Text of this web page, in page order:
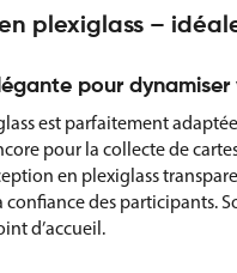
plexiglass –
pour
est parfaitement
pour la collecte de
en plexiglass
des participants.
d’accueil.